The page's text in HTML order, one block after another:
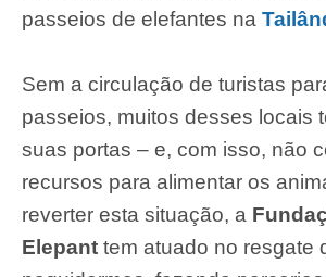
passeios de elefantes na
Sem a circulação de turistas
passeios, muitos desses locais
suas portas – e, com isso, não
recursos para alimentar os
reverter esta situação, a
Elepant tem atuado no resgate